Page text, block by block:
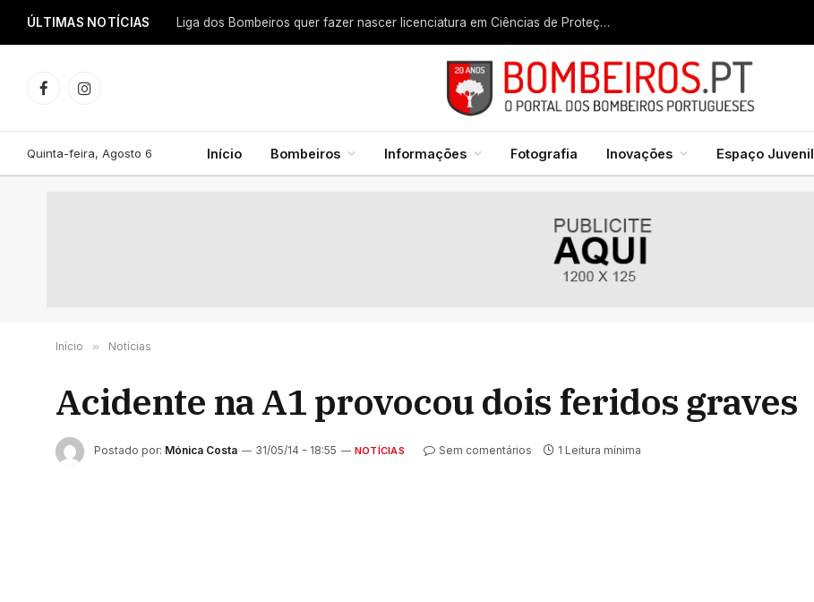
ÚLTIMAS NOTÍCIAS Liga dos Bombeiros quer fazer nascer licenciatura em Ciências de Proteção Civil e Bombeiros
FacebookInstagram
Quinta-feira, Agosto 6 Início Bombeiros Informações Fotografia Inovações Espaço Juvenil
Início » Notícias
Acidente na A1 provocou dois feridos graves
Postado por: Mónica Costa 31/05/14 - 18:55 NOTÍCIAS Sem comentários 1 Leitura mínima